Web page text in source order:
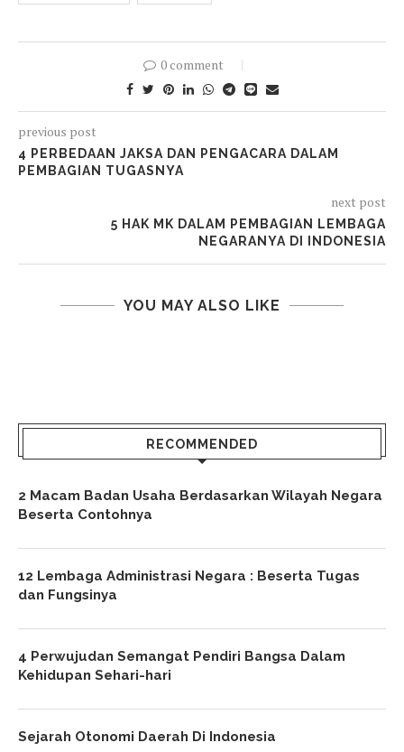
0 comment
previous post
4 PERBEDAAN JAKSA DAN PENGACARA DALAM
PEMBAGIAN TUGASNYA
next post
5 HAK MK DALAM PEMBAGIAN LEMBAGA
NEGARANYA DI INDONESIA
YOU MAY ALSO LIKE
RECOMMENDED
2 Macam Badan Usaha Berdasarkan Wilayah Negara
Beserta Contohnya
12 Lembaga Administrasi Negara : Beserta Tugas
dan Fungsinya
4 Perwujudan Semangat Pendiri Bangsa Dalam
Kehidupan Sehari-hari
Sejarah Otonomi Daerah Di Indonesia